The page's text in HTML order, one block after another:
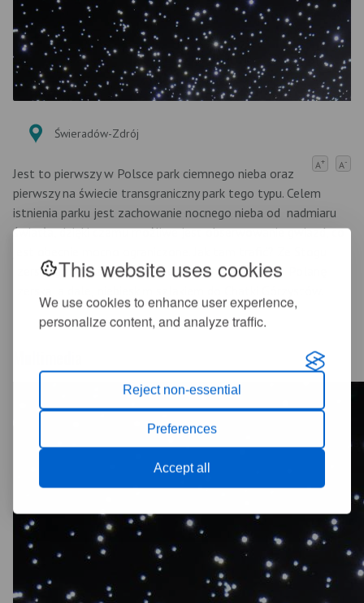
This website uses cookies
We use cookies to enhance user experience,
personalize content, and analyze traffic.
Reject non-essential
Preferences
Accept all
Świeradów-Zdrój
A+ A-
Jest to pierwszy w Polsce park ciemnego nieba oraz
pierwszy na świecie transgraniczny park tego typu. Celem
istnienia parku jest zachowanie nocnego nieba od nadmiaru
światła, dzięki czemu możliwe jest obserwowanie gwiazd, co
Izerskiego należy udać się czerwonym szlakiem na Polanę